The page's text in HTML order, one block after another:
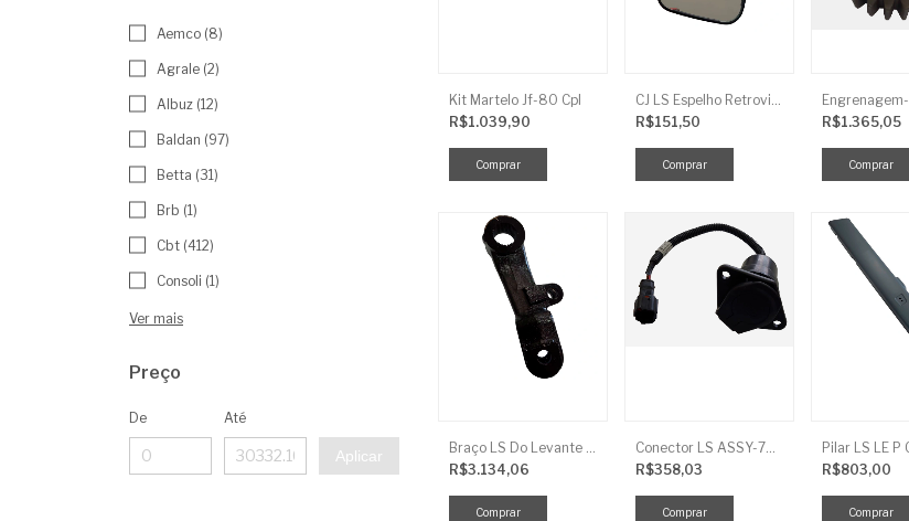
Aemco (8)
Agrale (2)
Albuz (12)
Baldan (97)
Betta (31)
Brb (1)
Cbt (412)
Consoli (1)
Ver mais
Preço
De Até
Aplicar
Kit Martelo Jf-80 Cpl
R$1.039,90
CJ LS Espelho Retrovisor
R$151,50
R$1.365,05
Braço LS Do Levante Direito P/Cilindro
R$3.134,06
Conector LS ASSY-7P(ASAE) TRG730FCI
R$358,03
R$803,00